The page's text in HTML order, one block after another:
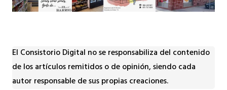
El Consistorio Digital no se responsabiliza del contenido
de los artículos remitidos o de opinión, siendo cada
autor responsable de sus propias creaciones.